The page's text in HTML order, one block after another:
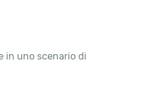
in uno scenario di